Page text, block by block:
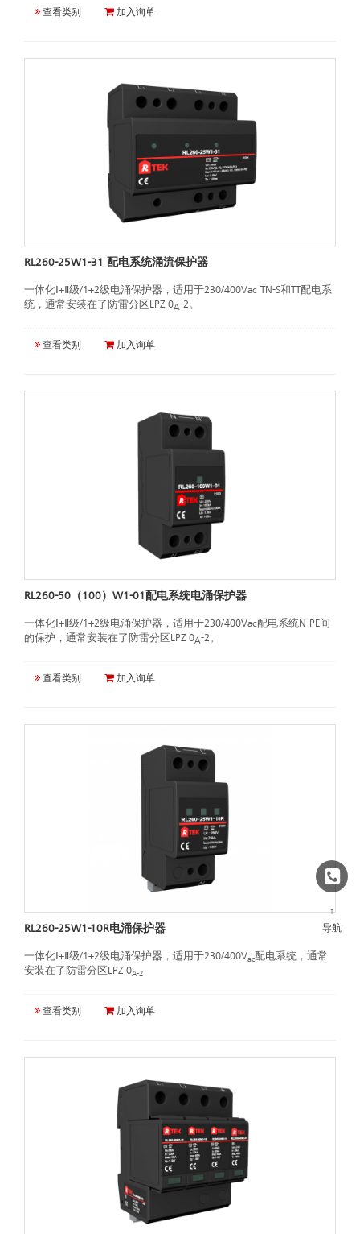
查看类别 加入询单
RL260-25W1-31 配电系统涌流保护器
一体化Ⅰ+Ⅱ级/1+2级电涌保护器，适用于230/400Vac TN-S和TT配电系
统，通常安装在了防雷分区LPZ 0A-2。
查看类别 加入询单
RL260-50（100）W1-01配电系统电涌保护器
一体化Ⅰ+Ⅱ级/1+2级电涌保护器，适用于230/400Vac配电系统N-PE间
的保护，通常安装在了防雷分区LPZ 0A-2。
查看类别 加入询单
RL260-25W1-10R电涌保护器
一体化Ⅰ+Ⅱ级/1+2级电涌保护器，适用于230/400Vac配电系统，通常
安装在了防雷分区LPZ 0A-2
查看类别 加入询单
↑
导航